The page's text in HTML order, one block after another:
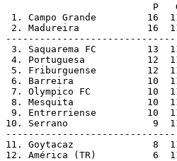
P
1. Campo Grande         16
2. Madureira            16
3. Saquarema FC
4. Portuguesa           12
5. Friburguense         12
6. Barreira             10
7. Olympico FC          10
8. Mesquita             10
9. Entrerriense         10
10. Serrano               9
11. Goytacaz              8
12. América (TR)          6